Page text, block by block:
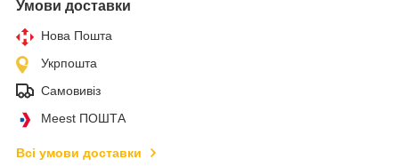
Умови доставки
Нова Пошта
Укрпошта
Самовивіз
Meest ПОШТА
Всі умови доставки